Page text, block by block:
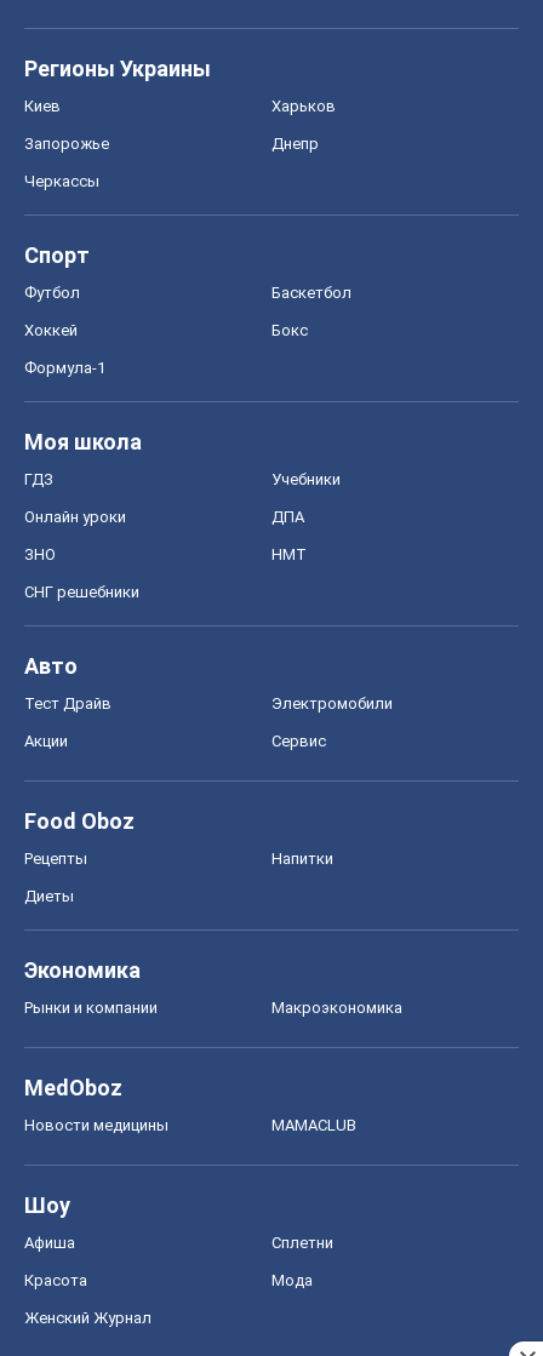
Регионы Украины
Киев Харьков
Запорожье Днепр
Черкассы
Спорт
Футбол Баскетбол
Хоккей Бокс
Формула-1
Моя школа
ГДЗ Учебники
Онлайн уроки ДПА
ЗНО НМТ
СНГ решебники
Авто
Тест Драйв Электромобили
Акции Сервис
Food Oboz
Рецепты Напитки
Диеты
Экономика
Рынки и компании Mакроэкономика
MedOboz
Новости медицины MAMACLUB
Шоу
Афиша Сплетни
Красота Мода
Женский Журнал